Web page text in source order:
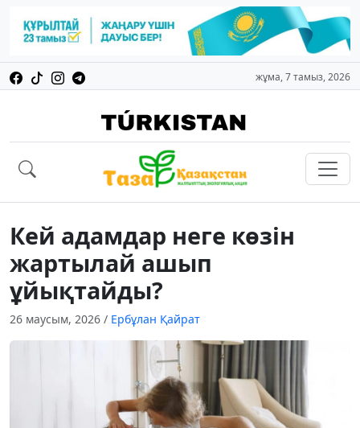
жұма, 7 тамыз, 2026
Кей адамдар неге көзін
жартылай ашып
ұйықтайды?
26 маусым, 2026 / Ербұлан Қайрат